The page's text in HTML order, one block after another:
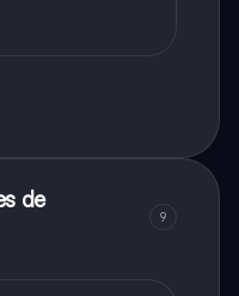
de
9